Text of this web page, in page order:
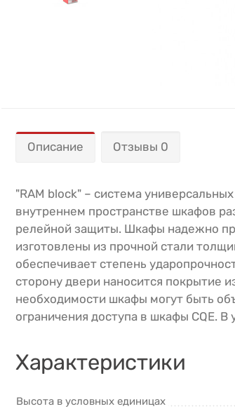
Описание Отзывы 0
"RAM block" – система
внутреннем пространстве шкафов
релейной защиты. Шкафы надежно
изготовлены из прочной стали
обеспечивает степень
сторону двери наносится покрытие
необходимости шкафы могут быть
ограничения доступа в шкафы CQE.
Характеристики
Высота в условных единицах